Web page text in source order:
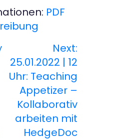
PDF
Next:
25.01.2022 | 12
Uhr: Teaching
Appetizer –
Kollaborativ
arbeiten mit
HedgeDoc